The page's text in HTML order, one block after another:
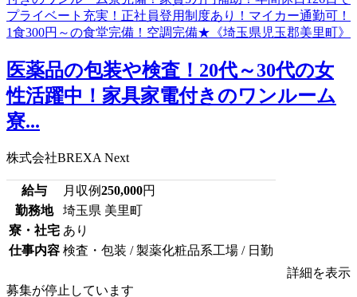
医薬品の包装や検査！20代～30代の女
性活躍中！家具家電付きのワンルーム
寮...
株式会社BREXA Next
給与 月収例250,000円
勤務地
埼玉県 美里町
寮・社宅 あり
仕事内容 検査・包装 / 製薬化粧品系工場 / 日勤
詳細を表示
募集が停止しています